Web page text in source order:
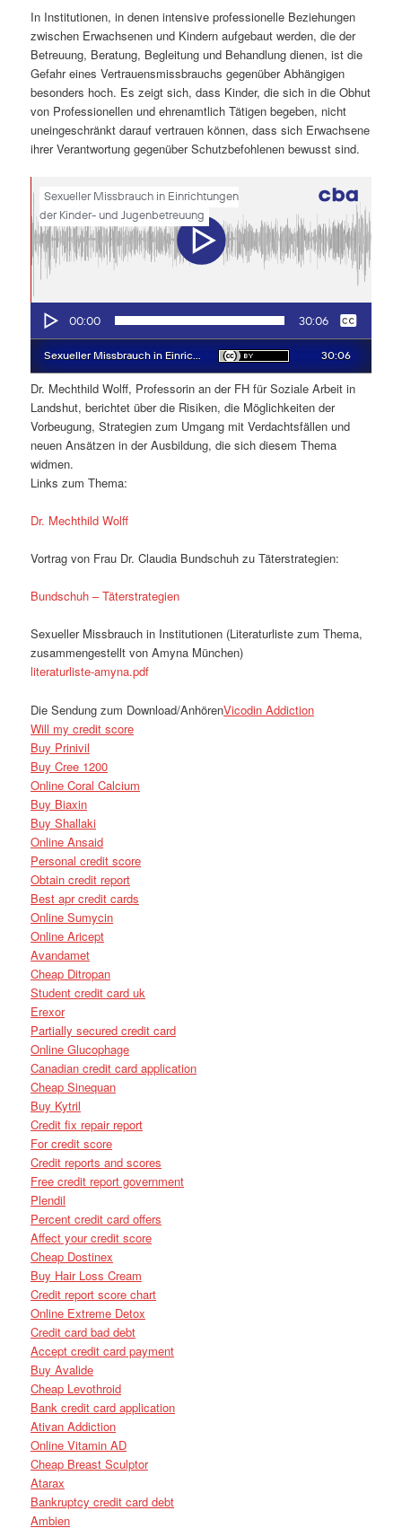
In Institutionen, in denen intensive professionelle Beziehungen
zwischen Erwachsenen und Kindern aufgebaut werden, die der
Betreuung, Beratung, Begleitung und Behandlung dienen, ist die
Gefahr eines Vertrauensmissbrauchs gegenüber Abhängigen
besonders hoch. Es zeigt sich, dass Kinder, die sich in die Obhut
von Professionellen und ehrenamtlich Tätigen begeben, nicht
uneingeschränkt darauf vertrauen können, dass sich Erwachsene
ihrer Verantwortung gegenüber Schutzbefohlenen bewusst sind.
Dr. Mechthild Wolff, Professorin an der FH für Soziale Arbeit in
Landshut, berichtet über die Risiken, die Möglichkeiten der
Vorbeugung, Strategien zum Umgang mit Verdachtsfällen und
neuen Ansätzen in der Ausbildung, die sich diesem Thema
widmen.
Links zum Thema:
Dr. Mechthild Wolff
Vortrag von Frau Dr. Claudia Bundschuh zu Täterstrategien:
Bundschuh – Täterstrategien
Sexueller Missbrauch in Institutionen (Literaturliste zum Thema,
zusammengestellt von Amyna München)
literaturliste-amyna.pdf
Die Sendung zum Download/AnhörenVicodin Addiction
Will my credit score
Buy Prinivil
Buy Cree 1200
Online Coral Calcium
Buy Biaxin
Buy Shallaki
Online Ansaid
Personal credit score
Obtain credit report
Best apr credit cards
Online Sumycin
Online Aricept
Avandamet
Cheap Ditropan
Student credit card uk
Erexor
Partially secured credit card
Online Glucophage
Canadian credit card application
Cheap Sinequan
Buy Kytril
Credit fix repair report
For credit score
Credit reports and scores
Free credit report government
Plendil
Percent credit card offers
Affect your credit score
Cheap Dostinex
Buy Hair Loss Cream
Credit report score chart
Online Extreme Detox
Credit card bad debt
Accept credit card payment
Buy Avalide
Cheap Levothroid
Bank credit card application
Ativan Addiction
Online Vitamin AD
Cheap Breast Sculptor
Atarax
Bankruptcy credit card debt
Ambien